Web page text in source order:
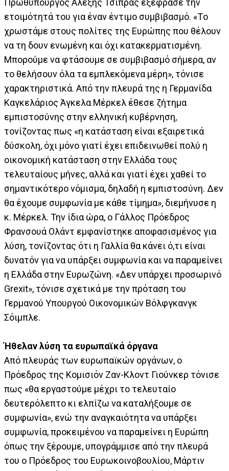
Πρωθυπουργός Αλέξης Τσίπρας εξέφρασε την
ετοιμότητά του για έναν έντιμο συμβιβασμό. «Tο
χρωστάμε στους πολίτες της Ευρώπης που θέλουν
να τη δουν ενωμένη και όχι κατακερματισμένη.
Μπορούμε να φτάσουμε σε συμβιβασμό σήμερα, αν
το θελήσουν όλα τα εμπλεκόμενα μέρη», τόνισε
χαρακτηριστικά. Από την πλευρά της η Γερμανίδα
Καγκελάριος Άγκελα Μέρκελ έθεσε ζήτημα
εμπιστοσύνης στην ελληνική κυβέρνηση,
τονίζοντας πως «η κατάσταση είναι εξαιρετικά
δύσκολη, όχι μόνο γιατί έχει επιδεινωθεί πολύ η
οικονομική κατάσταση στην Ελλάδα τους
τελευταίους μήνες, αλλά και γιατί έχει χαθεί το
σημαντικότερο νόμισμα, δηλαδή η εμπιστοσύνη. Δεν
θα έχουμε συμφωνία με κάθε τίμημα», διεμήνυσε η
κ. Μέρκελ. Την ίδια ώρα, ο Γάλλος Πρόεδρος
Φρανσουά Ολάντ εμφανίστηκε αποφασισμένος για
λύση, τονίζοντας ότι η Γαλλία θα κάνει ό,τι είναι
δυνατόν για να υπάρξει συμφωνία και να παραμείνει
η Ελλάδα στην Ευρωζώνη. «Δεν υπάρχει προσωρινό
Grexit», τόνισε σχετικά με την πρόταση του
Γερμανού Υπουργού Οικονομικών Βόλφγκανγκ
Σόιμπλε.
Ήθελαν λύση τα ευρωπαϊκά όργανα
Από πλευράς των ευρωπαϊκών οργάνων, ο
Πρόεδρος της Κομισιόν Ζαν-Κλοντ Γιούνκερ τόνισε
πως «θα εργαστούμε μέχρι το τελευταίο
δευτερόλεπτο κι ελπίζω να καταλήξουμε σε
συμφωνία», ενώ την αναγκαιότητα να υπάρξει
συμφωνία, προκειμένου να παραμείνει η Ευρώπη
όπως την ξέρουμε, υπογράμμισε από την πλευρά
του ο Πρόεδρος του Ευρωκοινοβουλίου, Μάρτιν